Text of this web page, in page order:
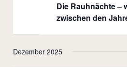
Die Rauhnächte –
zwischen den
Dezember 2025